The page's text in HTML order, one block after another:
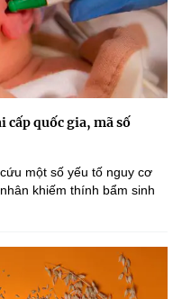
quốc gia, mã số
một số yếu tố nguy cơ
khiếm thính bẩm sinh